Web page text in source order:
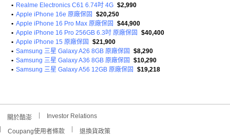
• Realme Electronics C61 6.74吋 4G $2,990
• Apple iPhone 16e 原廠保固
$20,250
• Apple iPhone 16 Pro Max 原廠保固
$44,900
• Apple iPhone 16 Pro 256GB 6.3吋 原廠保固
$40,400
• Apple iPhone 15 原廠保固
$21,900
• Samsung 三星 Galaxy A26 8GB 原廠保固
$8,290
• Samsung 三星 Galaxy A36 8GB 原廠保固
$10,290
• Samsung 三星 Galaxy A56 12GB 原廠保固 $19,218
關於酷澎 Investor Relations
Coupang使用者條款
退換貨政策